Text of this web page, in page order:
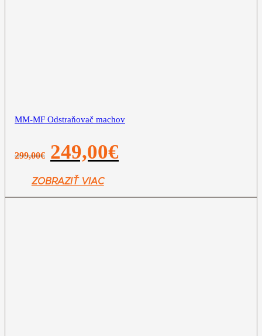
MM-MF Odstraňovač machov
299,00€
Pôvodná
cena
299,00€.
249,00€
ZOBRAZIŤ VIAC